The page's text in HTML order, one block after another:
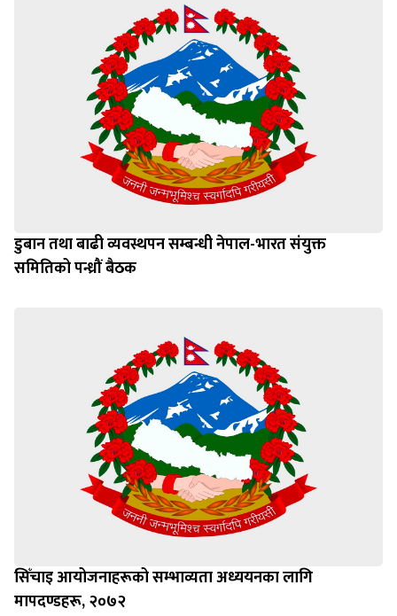
डुबान तथा बाढी व्यवस्थपन सम्बन्धी नेपाल-भारत संयुक्त
समितिको पन्ध्रौं बैठक
सिँचाइ आयोजनाहरूको सम्भाव्यता अध्ययनका लागि
मापदण्डहरू, २०७२